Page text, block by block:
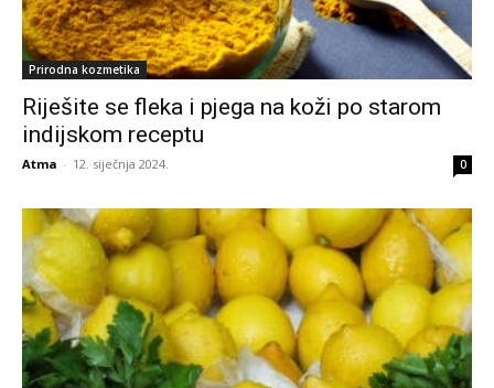
Prirodna kozmetika
Riješite se fleka i pjega na koži po starom
indijskom receptu
Atma - 12. siječnja 2024. 0